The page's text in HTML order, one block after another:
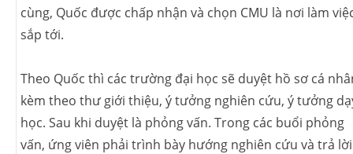
cùng, Quốc được chấp nhận và chọn CMU là nơi làm
sắp tới.
Theo Quốc thì các trường đại học sẽ duyệt hồ sơ cá
kèm theo thư giới thiệu, ý tưởng nghiên cứu, ý tưởng
học. Sau khi duyệt là phỏng vấn. Trong các buổi phỏng
vấn, ứng viên phải trình bày hướng nghiên cứu và trả lời